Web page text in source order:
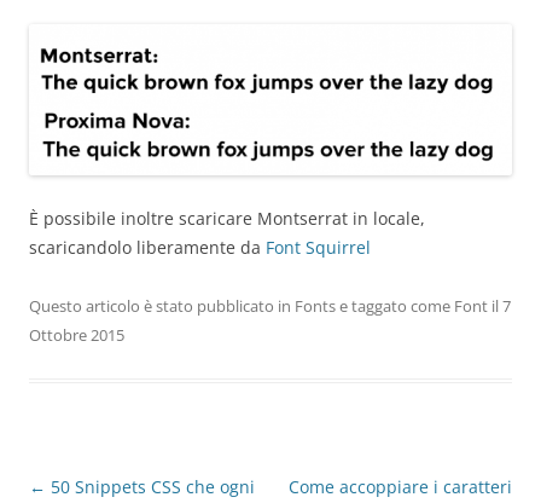
È possibile inoltre scaricare Montserrat in locale,
scaricandolo liberamente da Font Squirrel
Questo articolo è stato pubblicato in Fontse taggato come Font il7
Ottobre 2015
Navigazione
articolo
← 50 Snippets CSS che ogni Come accoppiare i caratteri